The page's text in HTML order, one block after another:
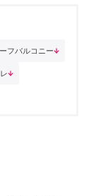
フバルコニー